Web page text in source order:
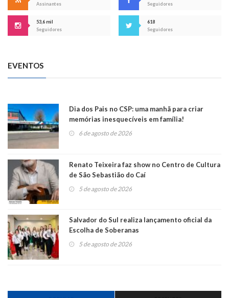
Assinantes
Seguidores
53,6 mil
Seguidores
618
Seguidores
EVENTOS
Dia dos Pais no CSP: uma manhã para criar
memórias inesquecíveis em família!
6 de agosto de 2026
Renato Teixeira faz show no Centro de Cultura
de São Sebastião do Caí
5 de agosto de 2026
Salvador do Sul realiza lançamento oficial da
Escolha de Soberanas
5 de agosto de 2026